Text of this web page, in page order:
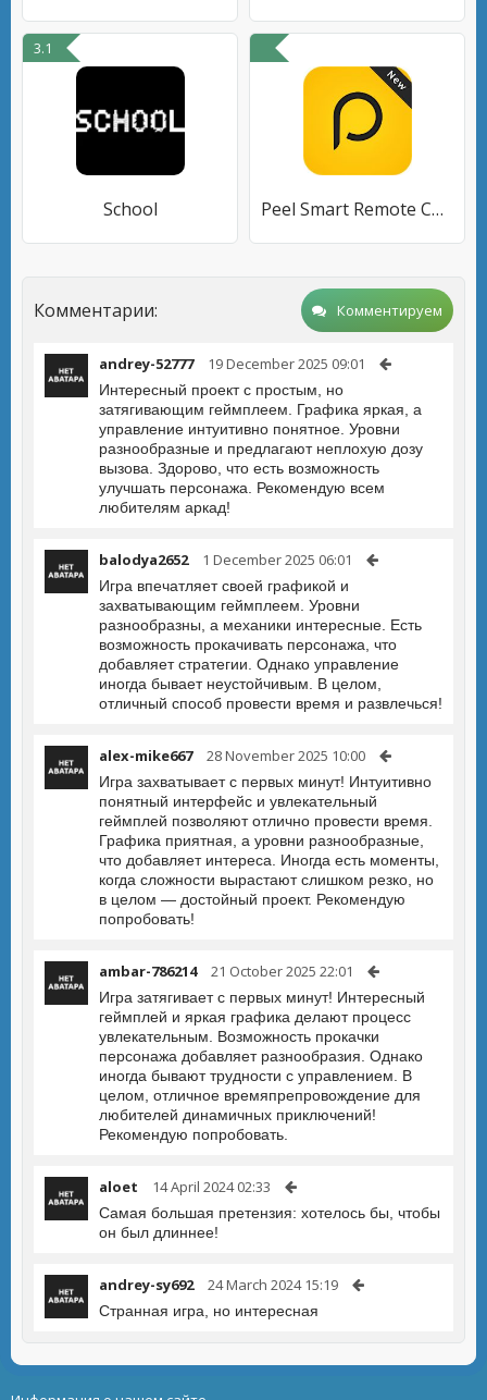
3.1
School Peel Smart Remote Control Tips
Комментарии: Комментируем
andrey-52777 19 December 2025 09:01
Интересный проект с простым, но
затягивающим геймплеем. Графика яркая, а
управление интуитивно понятное. Уровни
разнообразные и предлагают неплохую дозу
вызова. Здорово, что есть возможность
улучшать персонажа. Рекомендую всем
любителям аркад!
balodya2652 1 December 2025 06:01
Игра впечатляет своей графикой и
захватывающим геймплеем. Уровни
разнообразны, а механики интересные. Есть
возможность прокачивать персонажа, что
добавляет стратегии. Однако управление
иногда бывает неустойчивым. В целом,
отличный способ провести время и развлечься!
alex-mike667 28 November 2025 10:00
Игра захватывает с первых минут! Интуитивно
понятный интерфейс и увлекательный
геймплей позволяют отлично провести время.
Графика приятная, а уровни разнообразные,
что добавляет интереса. Иногда есть моменты,
когда сложности вырастают слишком резко, но
в целом — достойный проект. Рекомендую
попробовать!
ambar-786214 21 October 2025 22:01
Игра затягивает с первых минут! Интересный
геймплей и яркая графика делают процесс
увлекательным. Возможность прокачки
персонажа добавляет разнообразия. Однако
иногда бывают трудности с управлением. В
целом, отличное времяпрепровождение для
любителей динамичных приключений!
Рекомендую попробовать.
aloet 14 April 2024 02:33
Самая большая претензия: хотелось бы, чтобы
он был длиннее!
andrey-sy692 24 March 2024 15:19
Странная игра, но интересная